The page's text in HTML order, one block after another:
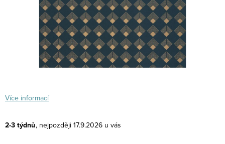
Více informací
2-3 týdnů 17.9.2026